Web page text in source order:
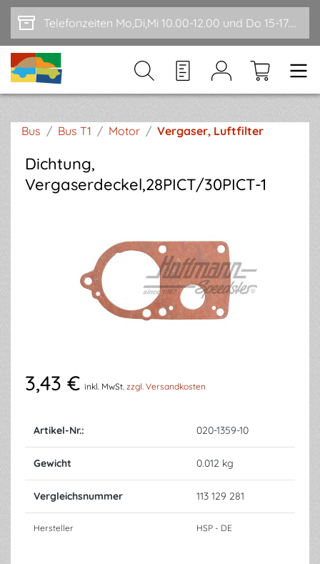
Zum Hauptinhalt springen Telefonzeiten Mo,Di,Mi 10.00-12.00 und Do 15-17.00
Bus / Bus T1 / Motor / Vergaser, Luftfilter
Dichtung,
Vergaserdeckel,28PICT/30PICT-1
3,43 € inkl. MwSt. zzgl. Versandkosten
Artikel-Nr.: 020-1359-10
Gewicht 0.012 kg
Vergleichsnummer 113 129 281
Hersteller HSP - DE